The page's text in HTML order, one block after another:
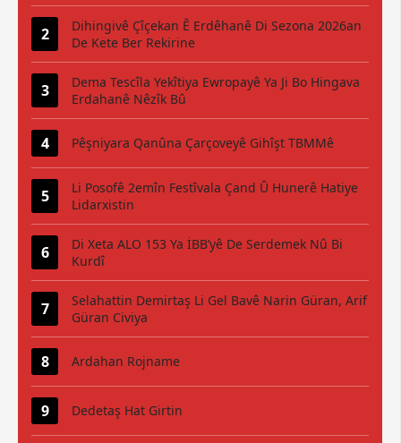
Dihingivê Çîçekan Ê Erdêhanê Di Sezona 2026an
De Kete Ber Rekirine
Dema Tescîla Yekîtiya Ewropayê Ya Ji Bo Hingava
Erdahanê Nêzîk Bû
Pêşniyara Qanûna Çarçoveyê Gihîşt TBMMê
Li Posofê 2emîn Festîvala Çand Û Hunerê Hatiye
Lidarxistin
Di Xeta ALO 153 Ya İBB’yê De Serdemek Nû Bi
Kurdî
Selahattin Demirtaş Li Gel Bavê Narin Güran, Arif
Güran Civiya
Ardahan Rojname
Dedetaş Hat Girtin